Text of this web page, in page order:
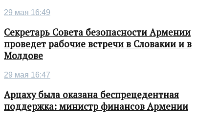
29 мая 16:49
Секретарь Совета безопасности Армении
проведет рабочие встречи в Словакии и в
Молдове
29 мая 16:47
Арцаху была оказана беспрецедентная
поддержка: министр финансов Армении